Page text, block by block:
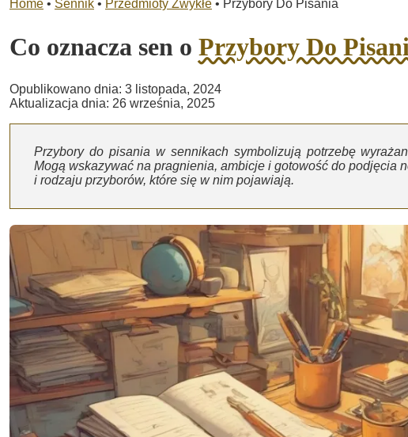
Home • Sennik • Przedmioty Zwykłe • Przybory Do Pisania
Co oznacza sen o Przybory Do
Opublikowano dnia: 3 listopada, 2024
Aktualizacja dnia: 26 września, 2025
Przybory do pisania w sennikach symbolizują potrzebę
Mogą wskazywać na pragnienia, ambicje i gotowość do podjęcia
i rodzaju przyborów, które się w nim pojawiają.